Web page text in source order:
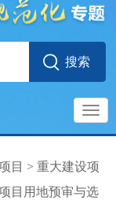
目 > 重大建设项
目用地预审与选